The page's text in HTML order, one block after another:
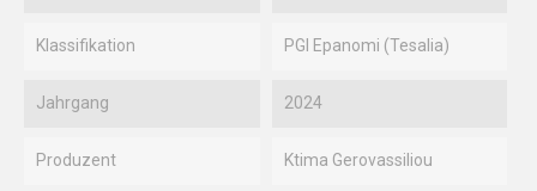
Klassifikation PGI Epanomi (Tesalia)
Jahrgang 2024
Produzent Ktima Gerovassiliou